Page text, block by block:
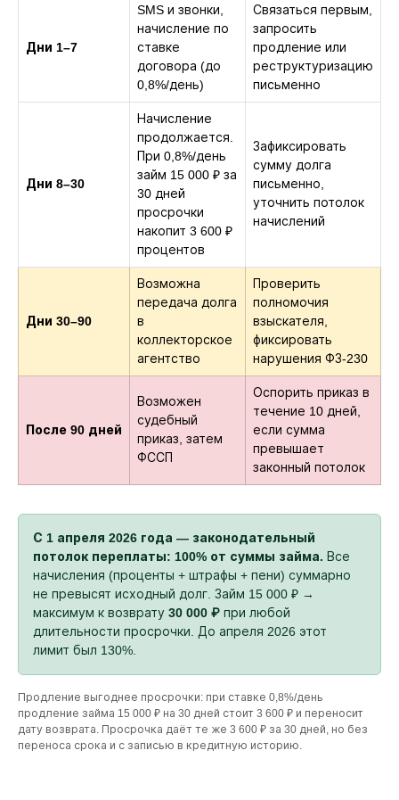
Дни 1–7
SMS и звонки,
начисление по
ставке
договора (до
0,8%/день)
Связаться первым,
запросить
продление или
реструктуризацию
письменно
Дни 8–30
Начисление
продолжается.
При 0,8%/день
займ 15 000 ₽ за
30 дней
просрочки
накопит 3 600 ₽
процентов
Зафиксировать
сумму долга
письменно,
уточнить потолок
начислений
Дни 30–90
Возможна
передача долга
в
коллекторское
агентство
Проверить
полномочия
взыскателя,
фиксировать
нарушения ФЗ-230
После 90 дней
Возможен
судебный
приказ, затем
ФССП
Оспорить приказ в
течение 10 дней,
если сумма
превышает
законный потолок
С 1 апреля 2026 года — законодательный
потолок переплаты: 100% от суммы займа. Все
начисления (проценты + штрафы + пени) суммарно
не превысят исходный долг. Займ 15 000 ₽ →
максимум к возврату 30 000 ₽ при любой
длительности просрочки. До апреля 2026 этот
лимит был 130%.
Продление выгоднее просрочки: при ставке 0,8%/день
продление займа 15 000 ₽ на 30 дней стоит 3 600 ₽ и переносит
дату возврата. Просрочка даёт те же 3 600 ₽ за 30 дней, но без
переноса срока и с записью в кредитную историю.